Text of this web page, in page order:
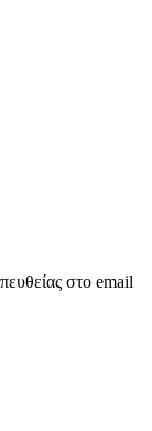
στο email